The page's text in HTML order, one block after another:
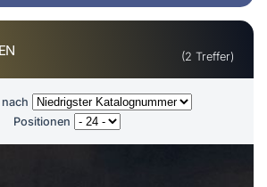
(2 Treffer)
Positionen